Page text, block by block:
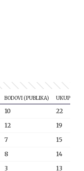
BODOVI (PUBLIKA) UKUPNO
10
22
12
19
7
15
8
14
3
13